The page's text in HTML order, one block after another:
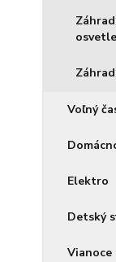
Voľný
Elektro
Detský
Vianoce